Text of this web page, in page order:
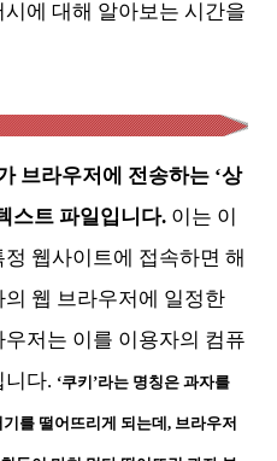
에 대해 알아보는 시간을
브라우저에 전송하는 ‘상
스트 파일입니다. 이는 이
웹사이트에 접속하면 해
웹 브라우저에 일정한
저는 이를 이용자의 컴퓨
니다. ‘쿠키’라는 명칭은 과자를
를 떨어뜨리게 되는데, 브라우저